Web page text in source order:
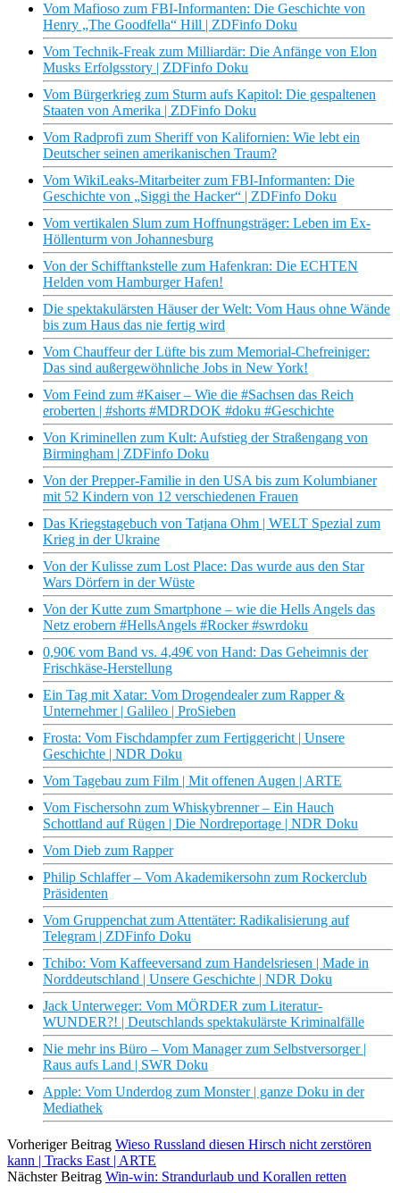
Vom Mafioso zum FBI-Informanten: Die Geschichte von
Henry „The Goodfella“ Hill | ZDFinfo Doku
Vom Technik-Freak zum Milliardär: Die Anfänge von Elon
Musks Erfolgsstory | ZDFinfo Doku
Vom Bürgerkrieg zum Sturm aufs Kapitol: Die gespaltenen
Staaten von Amerika | ZDFinfo Doku
Vom Radprofi zum Sheriff von Kalifornien: Wie lebt ein
Deutscher seinen amerikanischen Traum?
Vom WikiLeaks-Mitarbeiter zum FBI-Informanten: Die
Geschichte von „Siggi the Hacker“ | ZDFinfo Doku
Vom vertikalen Slum zum Hoffnungsträger: Leben im Ex-
Höllenturm von Johannesburg
Von der Schifftankstelle zum Hafenkran: Die ECHTEN
Helden vom Hamburger Hafen!
Die spektakulärsten Häuser der Welt: Vom Haus ohne Wände
bis zum Haus das nie fertig wird
Vom Chauffeur der Lüfte bis zum Memorial-Chefreiniger:
Das sind außergewöhnliche Jobs in New York!
Vom Feind zum #Kaiser – Wie die #Sachsen das Reich
eroberten | #shorts #MDRDOK #doku #Geschichte
Von Kriminellen zum Kult: Aufstieg der Straßengang von
Birmingham | ZDFinfo Doku
Von der Prepper-Familie in den USA bis zum Kolumbianer
mit 52 Kindern von 12 verschiedenen Frauen
Das Kriegstagebuch von Tatjana Ohm | WELT Spezial zum
Krieg in der Ukraine
Von der Kulisse zum Lost Place: Das wurde aus den Star
Wars Dörfern in der Wüste
Von der Kutte zum Smartphone – wie die Hells Angels das
Netz erobern #HellsAngels #Rocker #swrdoku
0,90€ vom Band vs. 4,49€ von Hand: Das Geheimnis der
Frischkäse-Herstellung
Ein Tag mit Xatar: Vom Drogendealer zum Rapper &
Unternehmer | Galileo | ProSieben
Frosta: Vom Fischdampfer zum Fertiggericht | Unsere
Geschichte | NDR Doku
Vom Tagebau zum Film | Mit offenen Augen | ARTE
Vom Fischersohn zum Whiskybrenner – Ein Hauch
Schottland auf Rügen | Die Nordreportage | NDR Doku
Vom Dieb zum Rapper
Philip Schlaffer – Vom Akademikersohn zum Rockerclub
Präsidenten
Vom Gruppenchat zum Attentäter: Radikalisierung auf
Telegram | ZDFinfo Doku
Tchibo: Vom Kaffeeversand zum Handelsriesen | Made in
Norddeutschland | Unsere Geschichte | NDR Doku
Jack Unterweger: Vom MÖRDER zum Literatur-
WUNDER?! | Deutschlands spektakulärste Kriminalfälle
Nie mehr ins Büro – Vom Manager zum Selbstversorger |
Raus aufs Land | SWR Doku
Apple: Vom Underdog zum Monster | ganze Doku in der
Mediathek
Vorheriger Beitrag Wieso Russland diesen Hirsch nicht zerstören
kann | Tracks East | ARTE
Nächster Beitrag Win-win: Strandurlaub und Korallen retten